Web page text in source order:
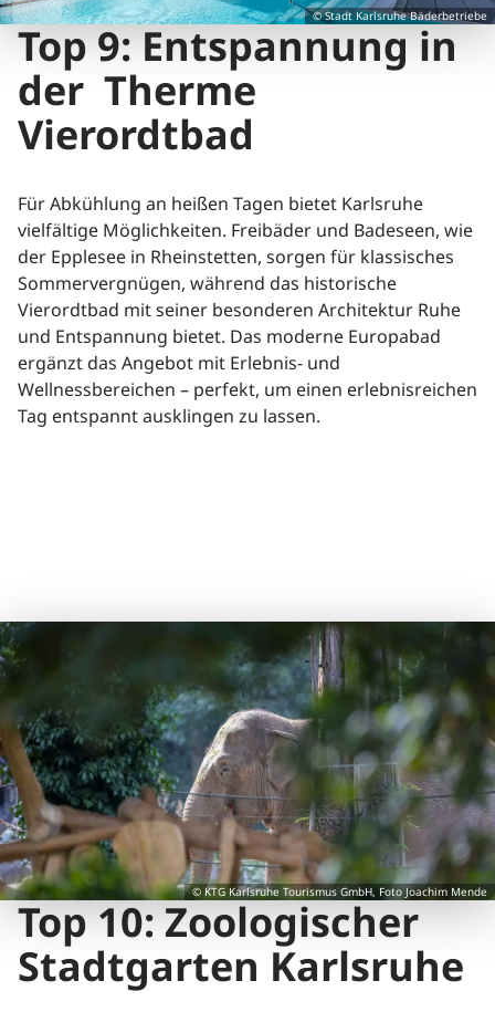
Top 9: Entspannung in
der Therme
Vierordtbad
Für Abkühlung an heißen Tagen bietet Karlsruhe
vielfältige Möglichkeiten. Freibäder und Badeseen, wie
der Epplesee in Rheinstetten, sorgen für klassisches
Sommervergnügen, während das historische
Vierordtbad mit seiner besonderen Architektur Ruhe
und Entspannung bietet. Das moderne Europabad
ergänzt das Angebot mit Erlebnis- und
Wellnessbereichen – perfekt, um einen erlebnisreichen
Tag entspannt ausklingen zu lassen.
© Stadt Karlsruhe Bäderbetriebe
Top 10: Zoologischer
Stadtgarten Karlsruhe
© KTG Karlsruhe Tourismus GmbH, Foto Joachim Mende